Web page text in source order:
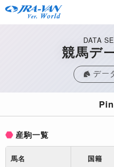
DATA
競馬デ
デー
産駒一覧
馬名 国籍